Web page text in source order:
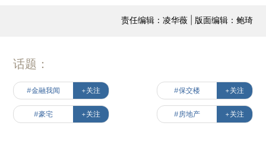
责任编辑：凌华薇 | 版面编辑：鲍琦
话题：
#金融我闻 +关注 #保交楼 +关注
#豪宅 +关注 #房地产 +关注